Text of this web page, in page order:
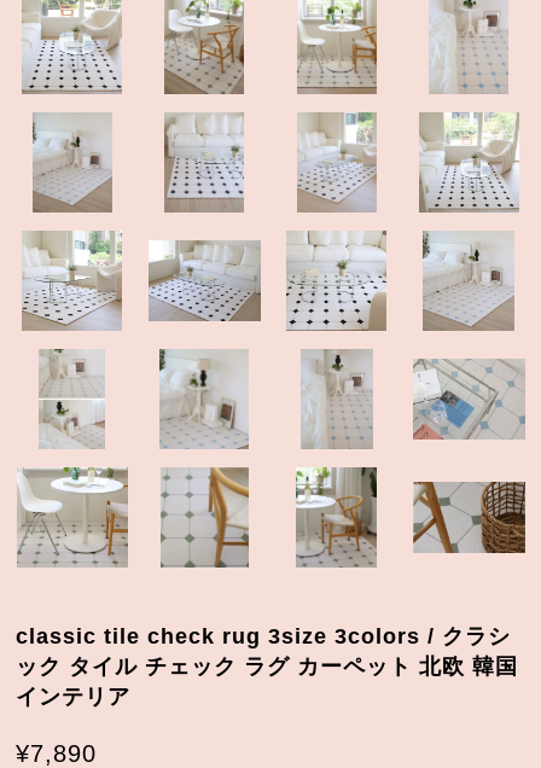
classic tile check rug 3size 3colors / クラシ
ック タイル チェック ラグ カーペット 北欧 韓国
インテリア
¥7,890